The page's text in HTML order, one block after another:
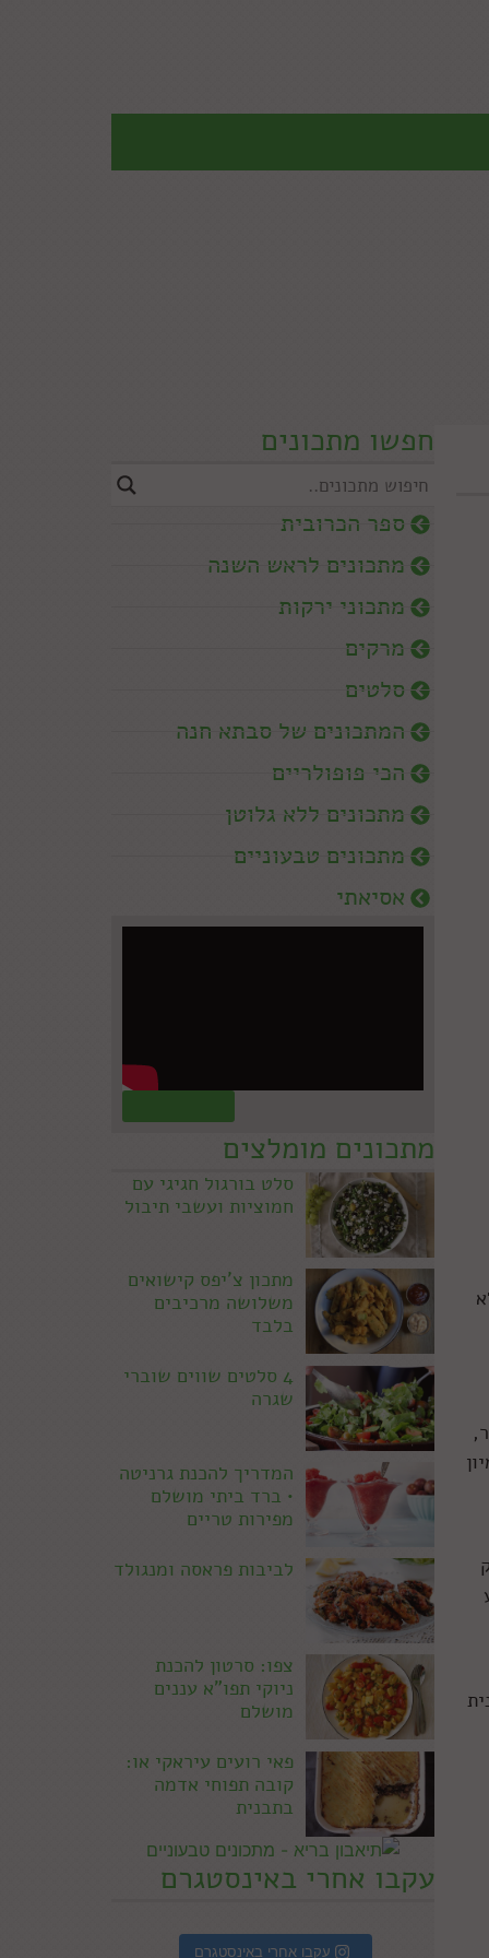
חפשו מתכונים
ספר הכרובית
מתכונים לראש השנה
מתכוני ירקות
מרקים
סלטים
המתכונים של סבתא חנה
הכי פופולריים
מתכונים ללא גלוטן
מתכונים טבעוניים
אסיאתי
מתכונים מומלצים
סלט בורגול חגיגי עם
חמוציות ועשבי תיבול
מתכון צ'יפס קישואים
משלושה מרכיבים
בלבד
4 סלטים שווים שוברי
שגרה
המדריך להכנת גרניטה
• ברד ביתי מושלם
מפירות טריים
לביבות פראסה ומנגולד
צפו: סרטון להכנת
ניוקי תפו"א עננים
מושלם
פאי רועים עיראקי או:
קובה תפוחי אדמה
בתבנית
עקבו אחרי באינסטגרם
עקבו אחרי באינסטגרם